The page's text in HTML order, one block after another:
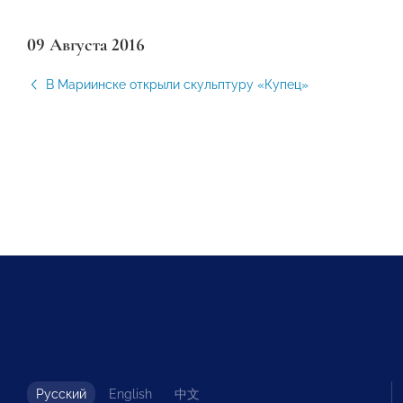
09 Августа 2016
В Мариинске открыли скульптуру «Купец»
Русский English 中文